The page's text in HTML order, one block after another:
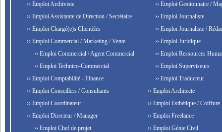
›› Emploi Archiviste
›› Emploi Assistante de Direction / Secrétaire
›› Emploi Chargé(e)s Clientèles
›› Emploi Commercial / Marketing / Vente
›› Emploi Commercial / Agent Commercial
›› Emploi Technico-Commercial
›› Emploi Comptabilité - Finance
›› Emploi Conseillers / Consultants
›› Emploi Coordinateur
›› Emploi Directeur / Manager
›› Emploi Chef de projet
›› Emploi Gestionnaire /
›› Emploi Journaliste
›› Emploi Journaliste /
›› Emploi Juridique
›› Emploi Ressources
›› Emploi Superviseurs
›› Emploi Traducteur
›› Emploi Architecte
›› Emploi Esthétique / Coiffure
›› Emploi Freelance
›› Emploi Génie Civil